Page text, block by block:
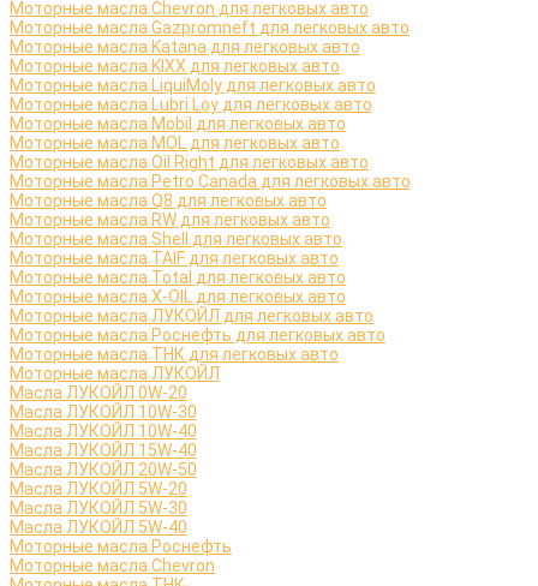
Моторные масла Chevron для легковых авто
Моторные масла Gazpromneft для легковых авто
Моторные масла Katana для легковых авто
Моторные масла KIXX для легковых авто
Моторные масла LiquiMoly для легковых авто
Моторные масла Lubri Loy для легковых авто
Моторные масла Mobil для легковых авто
Моторные масла MOL для легковых авто
Моторные масла Oil Right для легковых авто
Моторные масла Petro Canada для легковых авто
Моторные масла Q8 для легковых авто
Моторные масла RW для легковых авто
Моторные масла Shell для легковых авто
Моторные масла TAIF для легковых авто
Моторные масла Total для легковых авто
Моторные масла X-OIL для легковых авто
Моторные масла ЛУКОЙЛ для легковых авто
Моторные масла Роснефть для легковых авто
Моторные масла ТНК для легковых авто
Моторные масла ЛУКОЙЛ
Масла ЛУКОЙЛ 0W-20
Масла ЛУКОЙЛ 10W-30
Масла ЛУКОЙЛ 10W-40
Масла ЛУКОЙЛ 15W-40
Масла ЛУКОЙЛ 20W-50
Масла ЛУКОЙЛ 5W-20
Масла ЛУКОЙЛ 5W-30
Масла ЛУКОЙЛ 5W-40
Моторные масла Роснефть
Моторные масла Сhevron